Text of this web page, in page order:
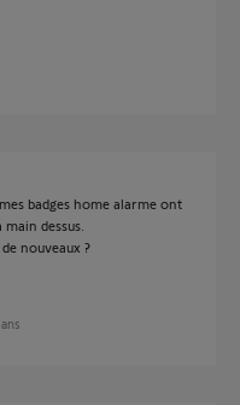
badges home alarme ont
dessus.
nouveaux ?